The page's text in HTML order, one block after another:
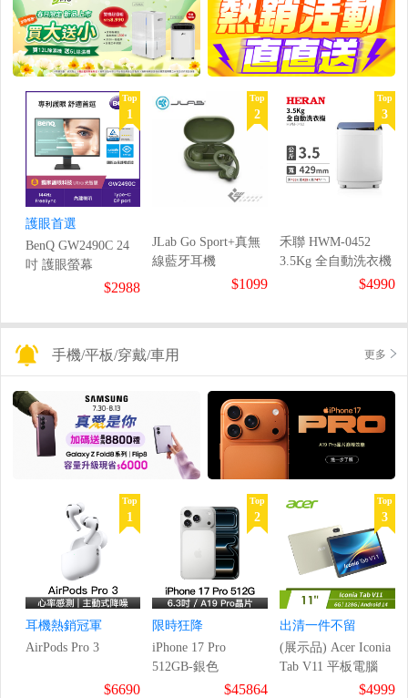
Top
1
護眼首選
BenQ GW2490C 24
吋 護眼螢幕
$2988
Top
2
JLab Go Sport+真無
線藍牙耳機
$1099
Top
3
禾聯 HWM-0452
3.5Kg 全自動洗衣機
$4990
手機/平板/穿戴/車用 更多
Top
1
耳機熱銷冠軍
AirPods Pro 3
$6690
Top
2
限時狂降
iPhone 17 Pro
512GB-銀色
$45864
Top
3
出清一件不留
(展示品) Acer Iconia
Tab V11 平板電腦
$4999